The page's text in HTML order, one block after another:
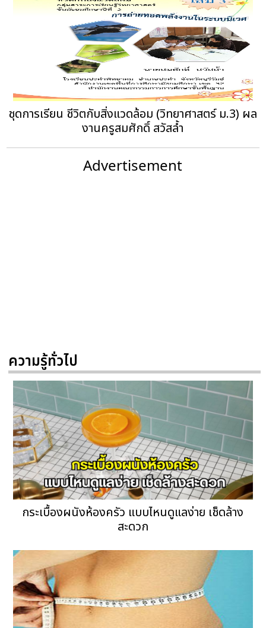
ชุดการเรียน ชีวิตกับสิ่งแวดล้อม (วิทยาศาสตร์ ม.3) ผล
งานครูสมศักดิ์ สวัสล้ำ
Advertisement
ความรู้ทั่วไป
กระเบื้องผนังห้องครัว แบบไหนดูแลง่าย เช็ดล้าง
สะดวก